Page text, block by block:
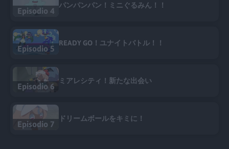
Episodio 4
パンパンパン！ミニぐるみん！！
Episodio 5
READY GO！ユナイトバトル！！
Episodio 6
ミアレシティ！新たな出会い
Episodio 7
ドリームボールをキミに！